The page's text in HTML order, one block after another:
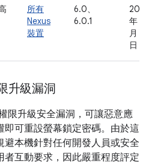
所有
Nexus
裝置
6.0、
6.0.1
2016
年 4
月 13
日
升級漏洞
限升級安全漏洞，可讓惡意應
即可重設螢幕鎖定密碼。由於這
本機針對任何開發人員或安全
互動要求，因此嚴重程度評定